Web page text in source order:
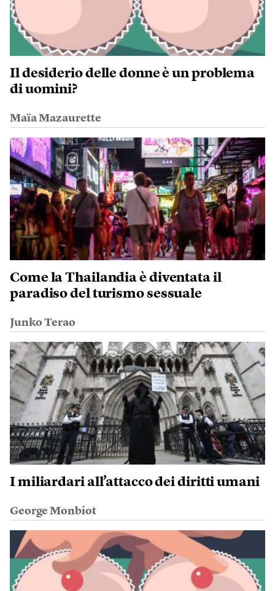
Il desiderio delle donne è un problema
di uomini?
Maïa Mazaurette
Come la Thailandia è diventata il
paradiso del turismo sessuale
Junko Terao
I miliardari all’attacco dei diritti umani
George Monbiot